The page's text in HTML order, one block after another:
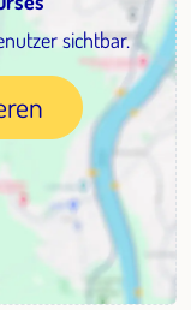
sichtbar.